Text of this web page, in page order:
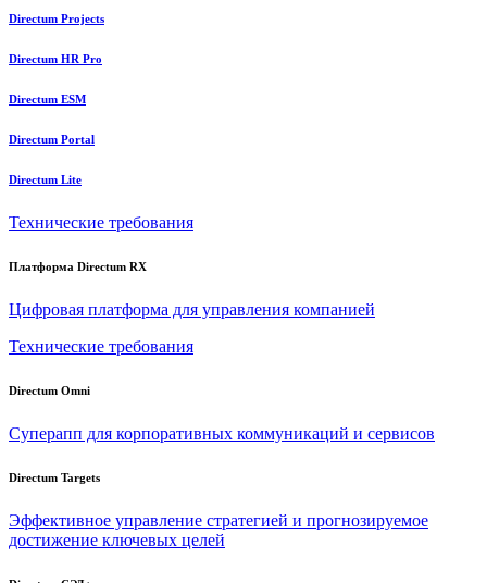
Directum Projects
Directum HR Pro
Directum ESM
Directum Portal
Directum Lite
Технические требования
Платформа Directum RX
Цифровая платформа для управления компанией
Технические требования
Directum Omni
Суперапп для корпоративных коммуникаций и сервисов
Directum Targets
Эффективное управление стратегией и прогнозируемое
достижение ключевых целей